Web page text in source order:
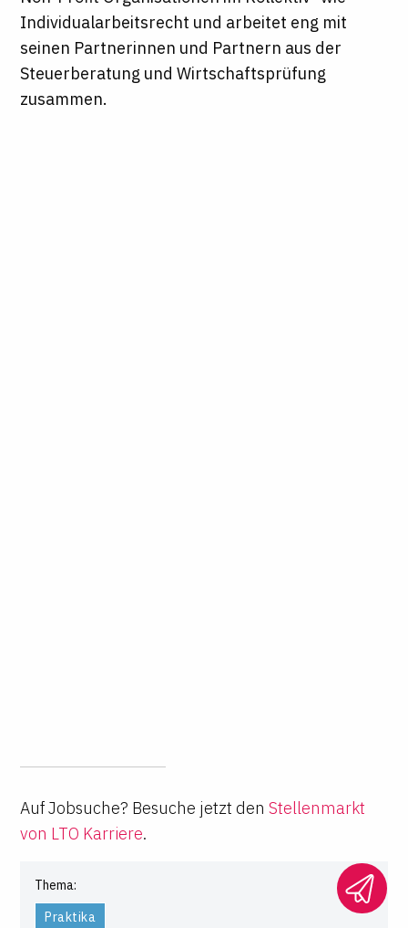
Individualarbeitsrecht und arbeitet eng mit
seinen Partnerinnen und Partnern aus der
Steuerberatung und Wirtschaftsprüfung
zusammen.
Auf Jobsuche? Besuche jetzt den Stellenmarkt
von LTO Karriere.
Thema:
Praktika